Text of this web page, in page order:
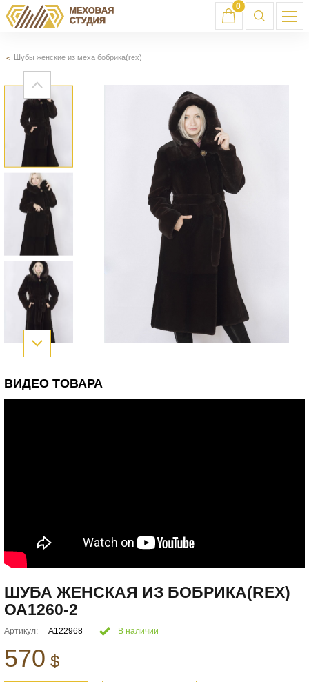
0
Шубы женские из меха бобрика(rex)
ВИДЕО ТОВАРА
ШУБА ЖЕНСКАЯ ИЗ БОБРИКА(REX)
ОА1260-2
Артикул: А122968 В наличии
570 $